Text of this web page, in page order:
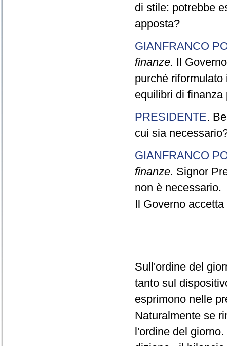
di stile: potrebbe
apposta?
GIANFRANCO
finanze. Il
purché
equilibri di finanza
PRESIDENTE.
cui sia
GIANFRANCO
finanze. Signor
non è necessario.
Il Governo
Sull'ordine del
tanto sul
esprimono nelle
Naturalmente se
l'ordine del